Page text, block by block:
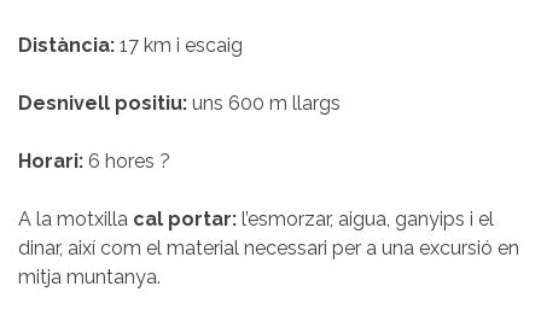
Distància: 17 km i escaig
Desnivell positiu: uns 600 m llargs
Horari: 6 hores ?
A la motxilla cal portar: l’esmorzar, aigua, ganyips i el
dinar, així com el material necessari per a una excursió en
mitja muntanya.